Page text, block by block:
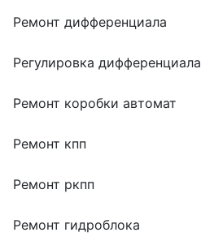
Ремонт дифференциала
Регулировка дифференциала
Ремонт коробки автомат
Ремонт кпп
Ремонт ркпп
Ремонт гидроблока